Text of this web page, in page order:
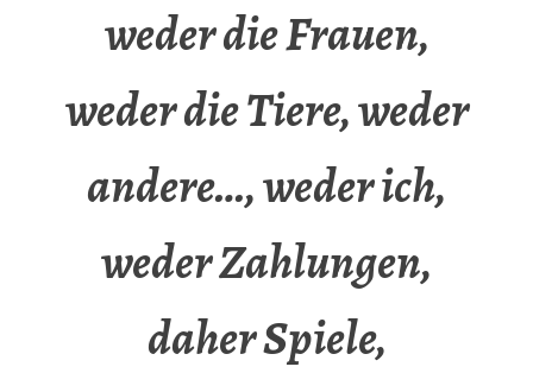
weder die Frauen,
weder die Tiere, weder
andere…, weder ich,
weder Zahlungen,
daher Spiele,